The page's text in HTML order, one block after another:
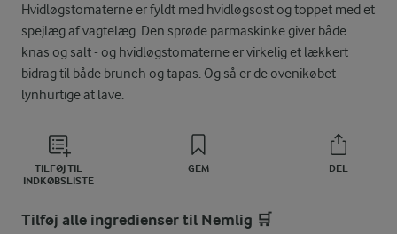
Hvidløgstomaterne er fyldt med hvidløgsost og toppet med et
spejlæg af vagtelæg. Den sprøde parmaskinke giver både
knas og salt - og hvidløgstomaterne er virkelig et lækkert
bidrag til både brunch og tapas. Og så er de ovenikøbet
lynhurtige at lave.
TILFØJ TIL
INDKØBSLISTE
GEM DEL
Tilføj alle ingredienser til Nemlig 🛒